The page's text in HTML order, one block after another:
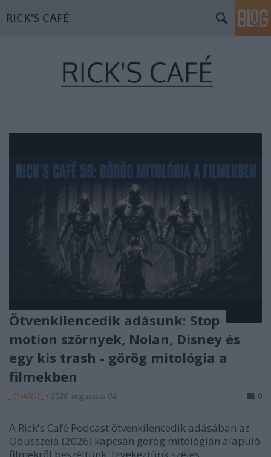
RICK'S CAFÉ
Ötvenkilencedik adásunk: Stop
motion szörnyek, Nolan, Disney és
egy kis trash - görög mitológia a
filmekben
_CHARLIE_ • 2026. augusztus 04. 0
A Rick's Café Podcast ötvenkilencedik adásában az
Odüsszeia (2026) kapcsán görög mitológián alapuló
filmekről beszéltünk. Igyekeztünk széles ...